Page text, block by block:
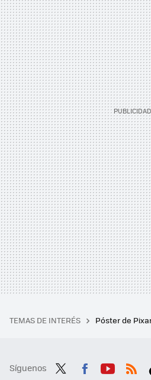
TEMAS DE INTERÉS Póster de
Síguenos